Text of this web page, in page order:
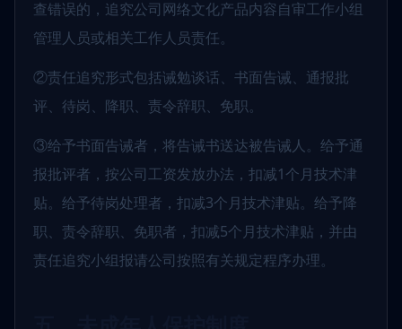
查错误的，追究公司网络文化产品内容自审工作小组
管理人员或相关工作人员责任。
②责任追究形式包括诫勉谈话、书面告诫、通报批
评、待岗、降职、责令辞职、免职。
③给予书面告诫者，将告诫书送达被告诫人。给予通
报批评者，按公司工资发放办法，扣减1个月技术津
贴。给予待岗处理者，扣减3个月技术津贴。给予降
职、责令辞职、免职者，扣减5个月技术津贴，并由
责任追究小组报请公司按照有关规定程序办理。